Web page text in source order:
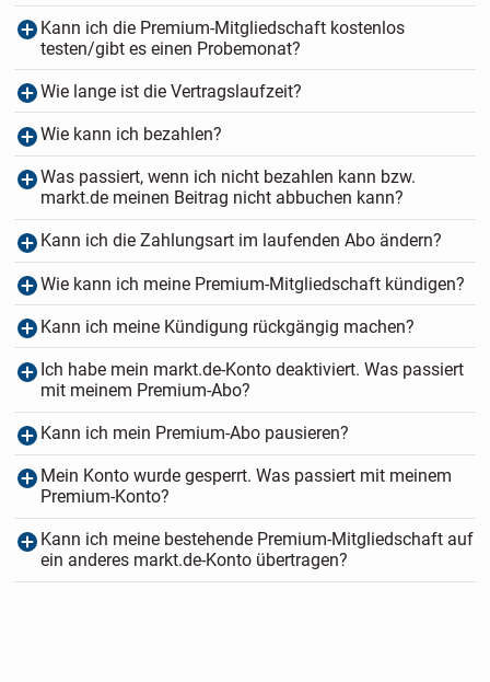
Kann ich die Premium-Mitgliedschaft kostenlos
testen/gibt es einen Probemonat?
Wie lange ist die Vertragslaufzeit?
Wie kann ich bezahlen?
Was passiert, wenn ich nicht bezahlen kann bzw.
markt.de meinen Beitrag nicht abbuchen kann?
Kann ich die Zahlungsart im laufenden Abo ändern?
Wie kann ich meine Premium-Mitgliedschaft kündigen?
Kann ich meine Kündigung rückgängig machen?
Ich habe mein markt.de-Konto deaktiviert. Was passiert
mit meinem Premium-Abo?
Kann ich mein Premium-Abo pausieren?
Mein Konto wurde gesperrt. Was passiert mit meinem
Premium-Konto?
Kann ich meine bestehende Premium-Mitgliedschaft auf
ein anderes markt.de-Konto übertragen?